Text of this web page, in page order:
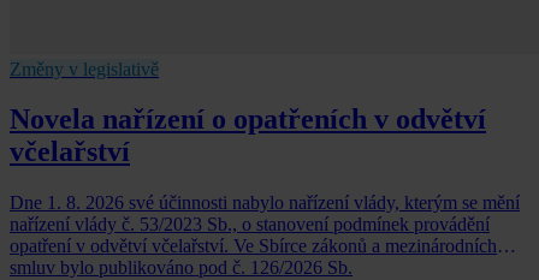
Změny v legislativě
Novela nařízení o opatřeních v odvětví
včelařství
Dne 1. 8. 2026 své účinnosti nabylo nařízení vlády, kterým se mění
nařízení vlády č. 53/2023 Sb., o stanovení podmínek provádění
opatření v odvětví včelařství. Ve Sbírce zákonů a mezinárodních
smluv bylo publikováno pod č. 126/2026 Sb.